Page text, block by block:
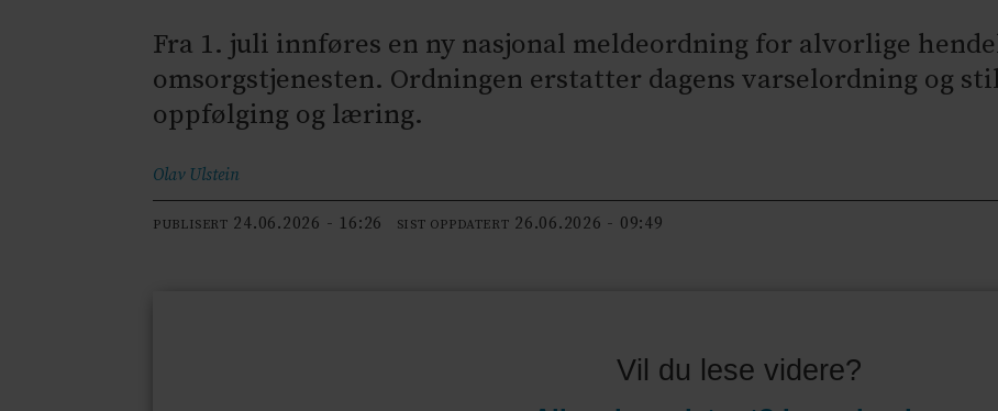
Fra 1. juli innføres en ny nasjonal meldeordning for alvorlige
omsorgstjenesten. Ordningen erstatter dagens varselordning og
oppfølging og læring.
Olav Ulstein
PUBLISERT 24.06.2026 - 16:26 SIST OPPDATERT 26.06.2026 - 09:49
Vil du lese videre?